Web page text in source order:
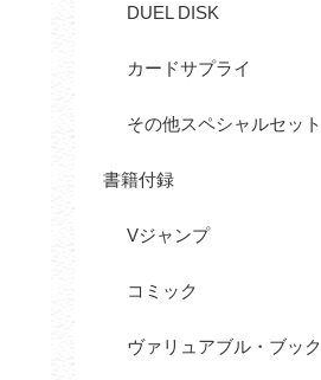
DUEL DISK
カードサプライ
その他スペシャルセット
書籍付録
Vジャンプ
コミック
ヴァリュアブル・ブック